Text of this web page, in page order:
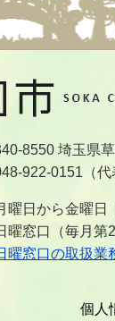
8550 埼玉県
922-0151（
曜日から金曜
曜窓口（毎月
曜窓口の取扱業
個人